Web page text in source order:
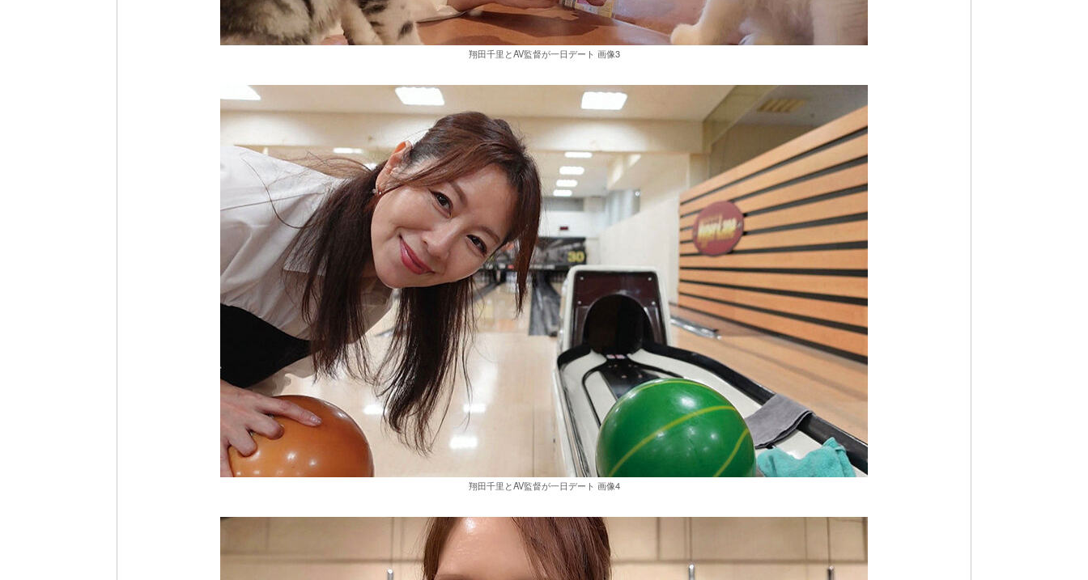
翔田千里とAV監督が一日デート 画像3
翔田千里とAV監督が一日デート 画像4